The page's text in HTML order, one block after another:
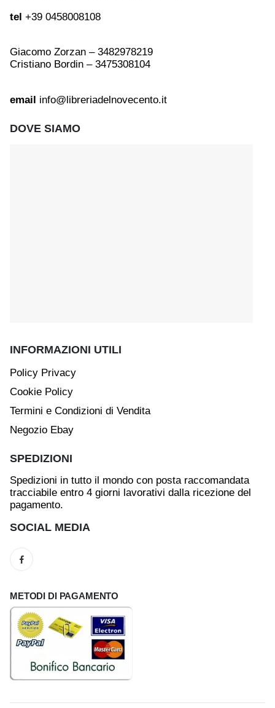
tel +39 0458008108
Giacomo Zorzan – 3482978219
Cristiano Bordin – 3475308104
email info@libreriadelnovecento.it
DOVE SIAMO
INFORMAZIONI UTILI
Policy Privacy
Cookie Policy
Termini e Condizioni di Vendita
Negozio Ebay
SPEDIZIONI
Spedizioni in tutto il mondo con posta raccomandata
tracciabile entro 4 giorni lavorativi dalla ricezione del
pagamento.
SOCIAL MEDIA
METODI DI PAGAMENTO